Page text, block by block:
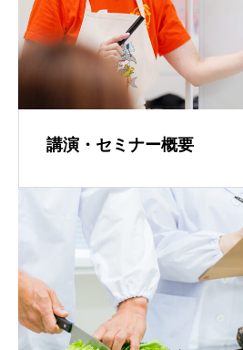
講演・セミナー概要